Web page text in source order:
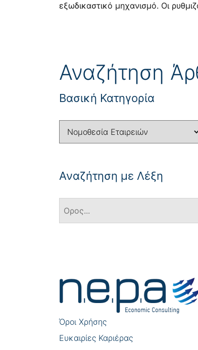
εξωδικαστικό μηχανισμό. Οι
Αναζήτηση
Βασική Κατηγορία
Αναζήτηση με Λέξη
Όροι Χρήσης
Eυκαιρίες Καριέρας